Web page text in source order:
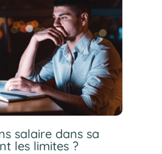
salaire dans sa
les limites ?